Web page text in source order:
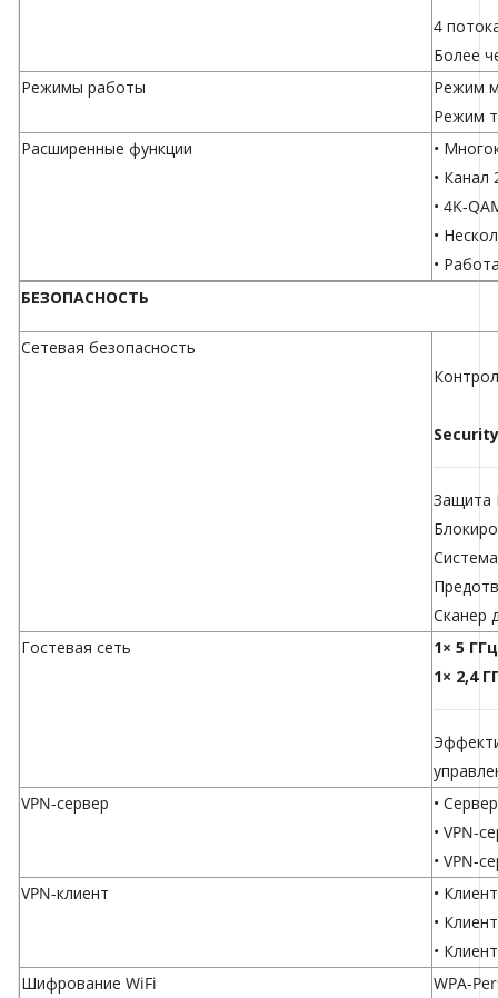
4
Более
Режимы работы
Режим
Режим
Расширенные функции
•
•
• 4K-
•
•
БЕЗОПАСНОСТЬ
Сетевая безопасность
Security
Защита
Сканер
Гостевая сеть
1× 5
1× 2,4
VPN-сервер
•
• VPN-
• VPN-
VPN-клиент
•
•
•
Шифрование WiFi
WPA-